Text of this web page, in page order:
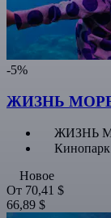
-5%
ЖИЗНЬ МОРЕ
ЖИЗНЬ
Новое
От 70,41 $
66,89 $